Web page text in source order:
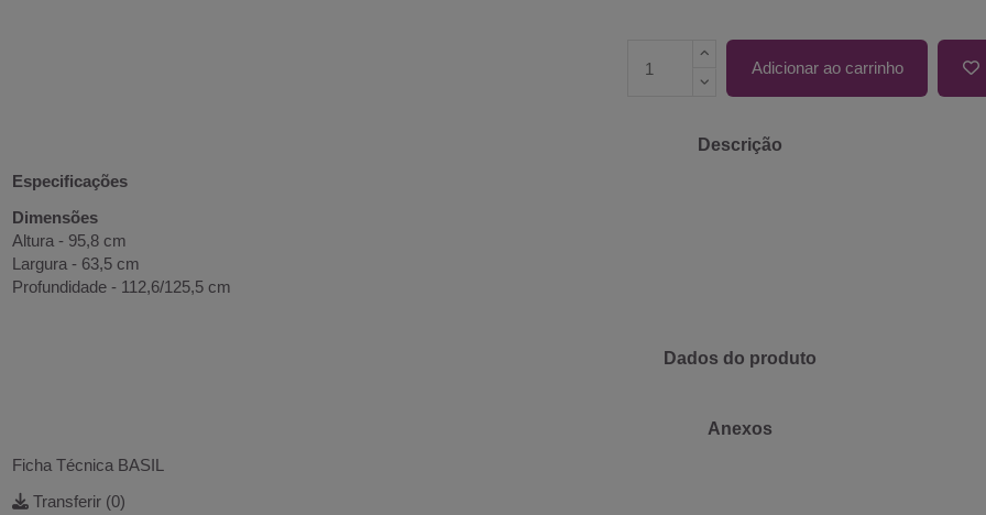
Adicionar ao carrinho
Descrição
Especificações
Dimensões
Altura - 95,8 cm
Largura - 63,5 cm
Profundidade - 112,6/125,5 cm
Dados do produto
Anexos
Ficha Técnica BASIL
Transferir (0)